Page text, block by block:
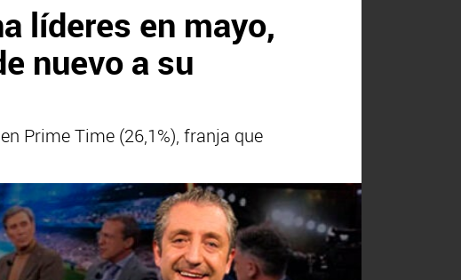
líderes en mayo,
nuevo a su
Prime Time (26,1%), franja que